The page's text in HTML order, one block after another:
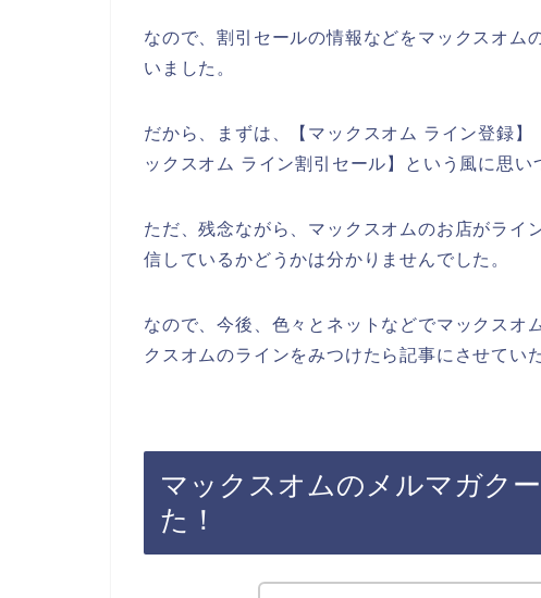
なので、割引セールの情報などをマックスオム
いました。
だから、まずは、【マックスオム ライン登録
ックスオム ライン割引セール】という風に思い
ただ、残念ながら、マックスオムのお店がライ
信しているかどうかは分かりませんでした。
なので、今後、色々とネットなどでマックスオ
クスオムのラインをみつけたら記事にさせてい
マックスオムのメルマガク
た！